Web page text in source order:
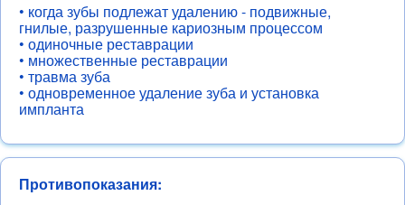
• когда зубы подлежат удалению - подвижные,
гнилые, разрушенные кариозным процессом
• одиночные реставрации
• множественные реставрации
• травма зуба
• одновременное удаление зуба и установка
импланта
Противопоказания: